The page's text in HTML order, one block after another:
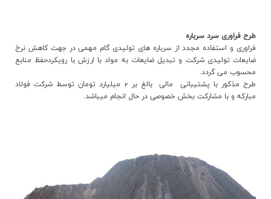
طرح فراوري سرد سرباره
فراوري و استفاده مجدد از سرباره هاي توليدي گام مهمي در جهت کاهش نرخ
ضايعات توليدي شرکت و تبديل ضايعات به مواد با ارزش با رويکردحفظ منابع
محسوب مي گردد.
طرح مذکور با پشتيباني مالي بالغ بر 2 ميليارد تومان توسط شرکت فولاد
مبارکه و با مشارکت بخش خصوصي در حال انجام ميباشد.